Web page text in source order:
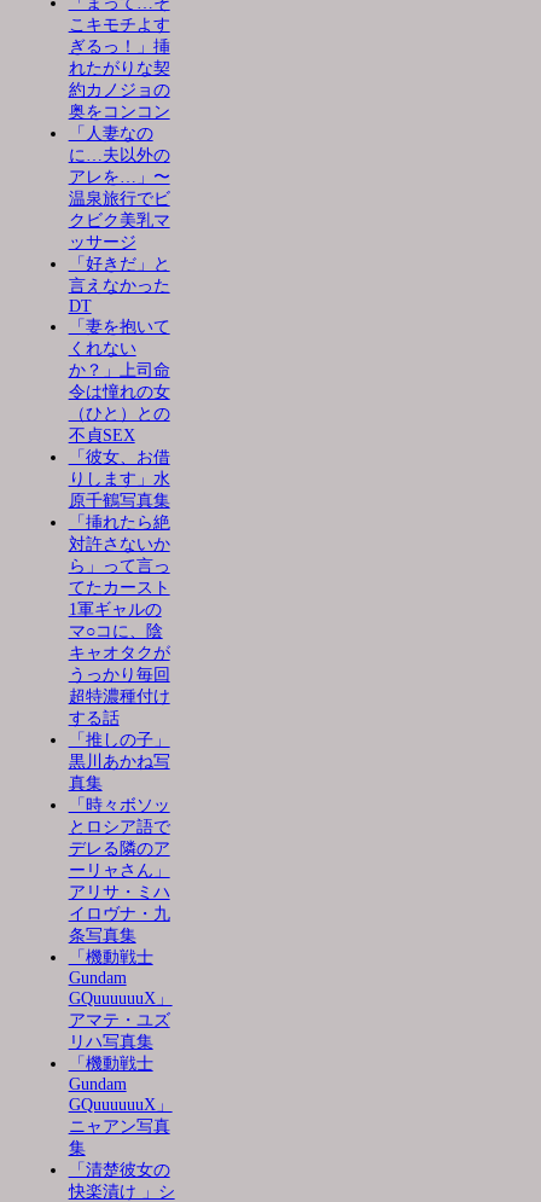
こキモチよす
ぎるっ！」挿
れたがりな契
約カノジョの
奥をコンコン
「人妻なの
に…夫以外の
アレを…」〜
温泉旅行でビ
クビク美乳マ
ッサージ
「好きだ」と
言えなかった
DT
「妻を抱いて
くれない
か？」上司命
令は憧れの女
（ひと）との
不貞SEX
「彼女、お借
りします」水
原千鶴写真集
「挿れたら絶
対許さないか
ら」って言っ
てたカースト
1軍ギャルの
マ○コに、陰
キャオタクが
うっかり毎回
超特濃種付け
する話
「推しの子」
黒川あかね写
真集
「時々ボソッ
とロシア語で
デレる隣のア
ーリャさん」
アリサ・ミハ
イロヴナ・九
条写真集
「機動戦士
Gundam
GQuuuuuuX」
アマテ・ユズ
リハ写真集
「機動戦士
Gundam
GQuuuuuuX」
ニャアン写真
集
「清楚彼女の
快楽漬け 」シ